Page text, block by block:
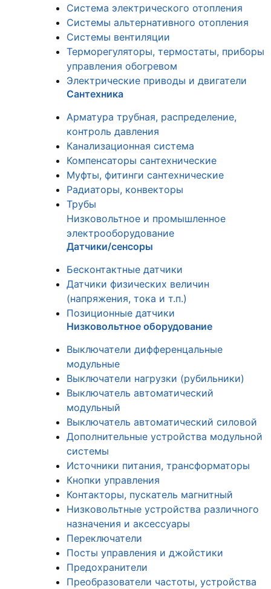
Система электрического отопления
Системы альтернативного отопления
Системы вентиляции
Терморегуляторы, термостаты, приборы
управления обогревом
Электрические приводы и двигатели
Сантехника
Арматура трубная, распределение,
контроль давления
Канализационная система
Компенсаторы сантехнические
Муфты, фитинги сантехнические
Радиаторы, конвекторы
Трубы
Низковольтное и промышленное
электрооборудование
Датчики/сенсоры
Бесконтактные датчики
Датчики физических величин
(напряжения, тока и т.п.)
Позиционные датчики
Низковольтное оборудование
Выключатели дифференцальные
модульные
Выключатели нагрузки (рубильники)
Выключатель автоматический
модульный
Выключатель автоматический силовой
Дополнительные устройства модульной
системы
Источники питания, трансформаторы
Кнопки управления
Контакторы, пускатель магнитный
Низковольтные устройства различного
назначения и аксессуары
Переключатели
Посты управления и джойстики
Предохранители
Преобразователи частоты, устройства